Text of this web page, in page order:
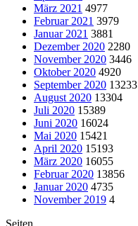
März 2021 4977
Februar 2021 3979
Januar 2021 3881
Dezember 2020 2280
November 2020 3446
Oktober 2020 4920
September 2020 13233
August 2020 13304
Juli 2020 15389
Juni 2020 16024
Mai 2020 15421
April 2020 15193
März 2020 16055
Februar 2020 13856
Januar 2020 4735
November 2019 4
Seiten